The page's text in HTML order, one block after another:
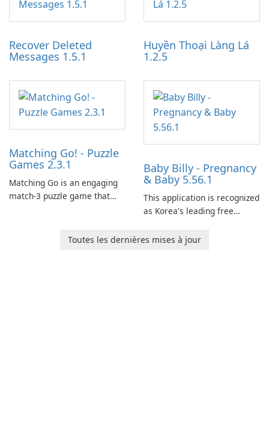
experience for Grand Theft
Auto IV.
tools for content distribution
and audience engagement.
Recover Deleted
Messages 1.5.1
Huyền Thoại Làng Lá
1.2.5
Matching Go! - Puzzle
Games 2.3.1
Matching Go is an engaging
match-3 puzzle game that
Ollie, on an adventurous
Baby Billy - Pregnancy
& Baby 5.56.1
This application is recognized
as Korea's leading free
baby tracking, offering
Toutes les dernières mises à jour